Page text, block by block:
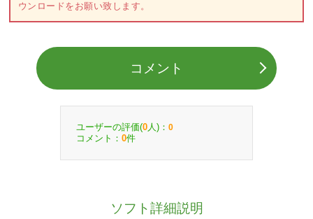
ウンロードをお願い致します。
コメント
ユーザーの評価(0 人)： 0
コメント： 0件
ソフト詳細説明